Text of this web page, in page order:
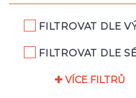
FILTROVAT DLE
FILTROVAT DLE
VÍCE FILTRŮ